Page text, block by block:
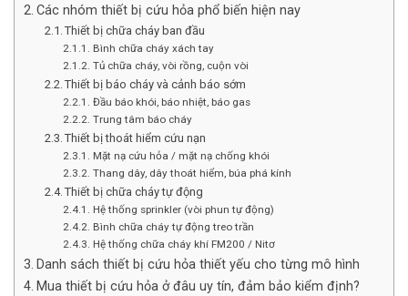
Các nhóm thiết bị cứu hỏa phổ biến hiện nay
Thiết bị chữa cháy ban đầu
Bình chữa cháy xách tay
Tủ chữa cháy, vòi rồng, cuộn vòi
Thiết bị báo cháy và cảnh báo sớm
Đầu báo khói, báo nhiệt, báo gas
Trung tâm báo cháy
Thiết bị thoát hiểm cứu nạn
Mặt nạ cứu hỏa / mặt nạ chống khói
Thang dây, dây thoát hiểm, búa phá kính
Thiết bị chữa cháy tự động
Hệ thống sprinkler (vòi phun tự động)
Bình chữa cháy tự động treo trần
Hệ thống chữa cháy khí FM200 / Nitơ
Danh sách thiết bị cứu hỏa thiết yếu cho từng mô hình
Mua thiết bị cứu hỏa ở đâu uy tín, đảm bảo kiểm định?